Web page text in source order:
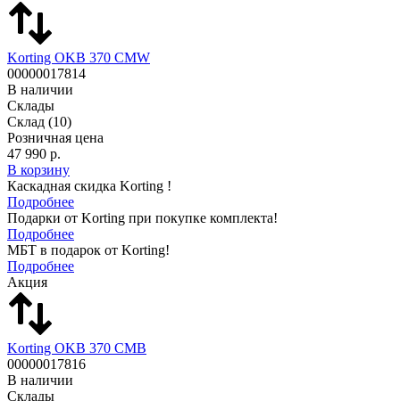
Korting OKB 370 CMW
00000017814
В наличии
Склады
Склад (10)
Розничная цена
47 990 р.
В корзину
Каскадная скидка Korting !
Подробнее
Подарки от Korting при покупке комплекта!
Подробнее
МБТ в подарок от Korting!
Подробнее
Акция
Korting OKB 370 CMB
00000017816
В наличии
Склады